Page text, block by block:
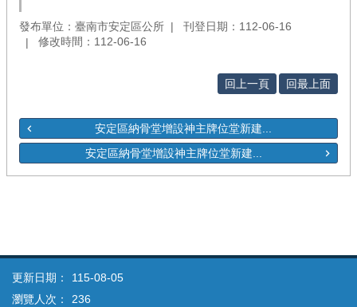
發布單位：臺南市安定區公所
刊登日期：112-06-16
修改時間：112-06-16
回上一頁 回最上面
安定區納骨堂增設神主牌位堂新建...
安定區納骨堂增設神主牌位堂新建...
更新日期：
115-08-05
瀏覽人次：
236